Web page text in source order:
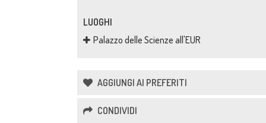
LUOGHI
Palazzo delle Scienze all'EUR
AGGIUNGI AI PREFERITI
CONDIVIDI